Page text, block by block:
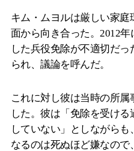
キム・ムヨルは厳しい家
面から向き合った。2012
した兵役免除が不適切だ
られ、議論を呼んだ。
これに対し彼は当時の所
した。彼は「免除を受け
していない」としながら
なるのは死ぬほど嫌なの